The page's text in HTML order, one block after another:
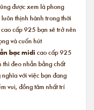
được xem là phong
thịnh hành trong thời
cấp 925 bạn sẽ trở nên
và cuốn hút
bạc midi cao cấp 925
thì đeo nhẫn bằng chất
với việc bạn đang
vui, đồng tâm nhất trí